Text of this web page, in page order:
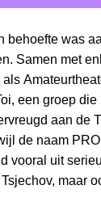
behoefte was
Samen met
een groep
aan de
de naam
vooral uit
maar